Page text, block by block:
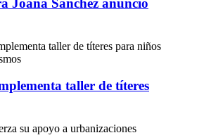
Joana Sánchez anunció
taller de títeres